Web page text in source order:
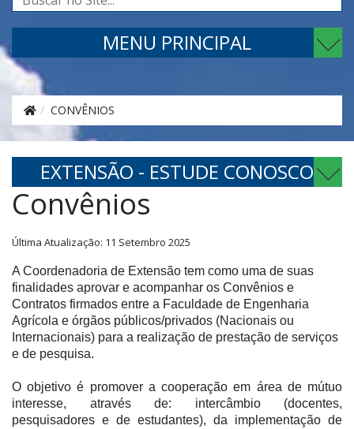
MENU PRINCIPAL
CONVÊNIOS
EXTENSÃO - ESTUDE CONOSCO
Convênios
Última Atualização: 11 Setembro 2025
A Coordenadoria de Extensão tem como uma de suas
finalidades aprovar e acompanhar os Convênios e
Contratos firmados entre a Faculdade de Engenharia
Agrícola e órgãos públicos/privados (Nacionais ou
Internacionais) para a realização de prestação de serviços
e de pesquisa.
O objetivo é promover a cooperação em área de mútuo
interesse, através de: intercâmbio (docentes,
pesquisadores e de estudantes), da implementação de